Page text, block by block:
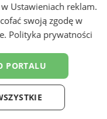
Ustawieniach reklam.
swoją zgodę w
. Polityka prywatności
PORTALU